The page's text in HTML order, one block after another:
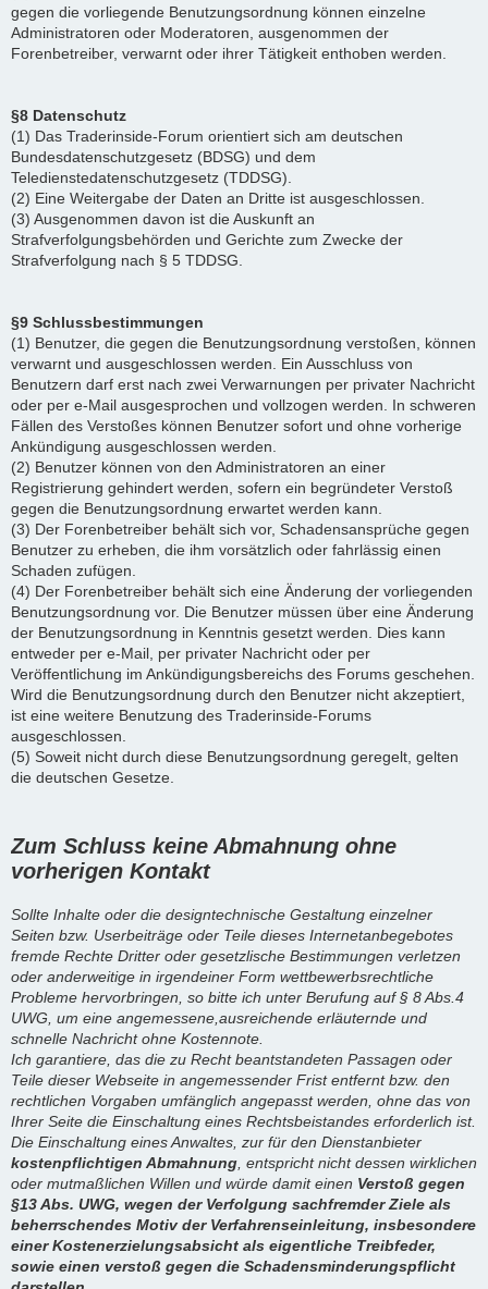
gegen die vorliegende Benutzungsordnung können einzelne
Administratoren oder Moderatoren, ausgenommen der
Forenbetreiber, verwarnt oder ihrer Tätigkeit enthoben werden.
§8 Datenschutz
(1) Das Traderinside-Forum orientiert sich am deutschen
Bundesdatenschutzgesetz (BDSG) und dem
Teledienstedatenschutzgesetz (TDDSG).
(2) Eine Weitergabe der Daten an Dritte ist ausgeschlossen.
(3) Ausgenommen davon ist die Auskunft an
Strafverfolgungsbehörden und Gerichte zum Zwecke der
Strafverfolgung nach § 5 TDDSG.
§9 Schlussbestimmungen
(1) Benutzer, die gegen die Benutzungsordnung verstoßen, können
verwarnt und ausgeschlossen werden. Ein Ausschluss von
Benutzern darf erst nach zwei Verwarnungen per privater Nachricht
oder per e-Mail ausgesprochen und vollzogen werden. In schweren
Fällen des Verstoßes können Benutzer sofort und ohne vorherige
Ankündigung ausgeschlossen werden.
(2) Benutzer können von den Administratoren an einer
Registrierung gehindert werden, sofern ein begründeter Verstoß
gegen die Benutzungsordnung erwartet werden kann.
(3) Der Forenbetreiber behält sich vor, Schadensansprüche gegen
Benutzer zu erheben, die ihm vorsätzlich oder fahrlässig einen
Schaden zufügen.
(4) Der Forenbetreiber behält sich eine Änderung der vorliegenden
Benutzungsordnung vor. Die Benutzer müssen über eine Änderung
der Benutzungsordnung in Kenntnis gesetzt werden. Dies kann
entweder per e-Mail, per privater Nachricht oder per
Veröffentlichung im Ankündigungsbereichs des Forums geschehen.
Wird die Benutzungsordnung durch den Benutzer nicht akzeptiert,
ist eine weitere Benutzung des Traderinside-Forums
ausgeschlossen.
(5) Soweit nicht durch diese Benutzungsordnung geregelt, gelten
die deutschen Gesetze.
Zum Schluss keine Abmahnung ohne
vorherigen Kontakt
Sollte Inhalte oder die designtechnische Gestaltung einzelner
Seiten bzw. Userbeiträge oder Teile dieses Internetanbegebotes
fremde Rechte Dritter oder gesetzlische Bestimmungen verletzen
oder anderweitige in irgendeiner Form wettbewerbsrechtliche
Probleme hervorbringen, so bitte ich unter Berufung auf § 8 Abs.4
UWG, um eine angemessene,ausreichende erläuternde und
schnelle Nachricht ohne Kostennote.
Ich garantiere, das die zu Recht beantstandeten Passagen oder
Teile dieser Webseite in angemessender Frist entfernt bzw. den
rechtlichen Vorgaben umfänglich angepasst werden, ohne das von
Ihrer Seite die Einschaltung eines Rechtsbeistandes erforderlich ist.
Die Einschaltung eines Anwaltes, zur für den Dienstanbieter
kostenpflichtigen Abmahnung , entspricht nicht dessen wirklichen
oder mutmaßlichen Willen und würde damit einen Verstoß gegen
§13 Abs. UWG, wegen der Verfolgung sachfremder Ziele als
beherrschendes Motiv der Verfahrenseinleitung, insbesondere
einer Kostenerzielungsabsicht als eigentliche Treibfeder,
sowie einen verstoß gegen die Schadensminderungspflicht